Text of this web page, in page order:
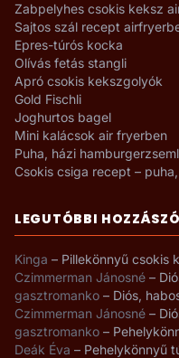
Zabpelyhes csokis keksz
Sajtos szál recept
Epres-túrós kocka
Olívás fetás stangli
Apró csokis kekszgolyók
Gold Fischli
Joghurtos bagel
Mini kalácsok air fryerben
Puha, házi
Csokis csiga recept –
LEGUTÓBBI
Kinga – Pillekönnyű csokis
Czimmerman Jánosné –
gasztromanko – Diós,
Czimmerman Jánosné –
gasztromanko –
Deák Éva – Pehelykönnyű